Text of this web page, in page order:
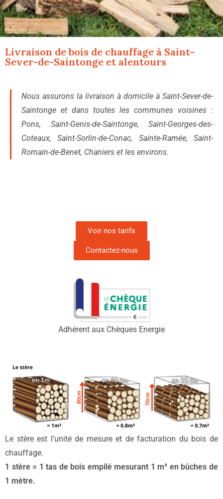
Livraison de bois de chauffage à Saint-
Sever-de-Saintonge et alentours
Nous assurons la livraison à domicile à Saint-Sever-de-
Saintonge et dans toutes les communes voisines :
Pons, Saint-Genis-de-Saintonge, Saint-Georges-des-
Coteaux, Saint-Sorlin-de-Conac, Sainte-Ramée, Saint-
Romain-de-Benet, Chaniers et les environs.
Voir nos tarifs
Contactez-nous
Adhérent aux Chèques Energie
Le stère est l’unité de mesure et de facturation du bois de
chauffage.
1 stère = 1 tas de bois empilé mesurant 1 m³ en bûches de
1 mètre.